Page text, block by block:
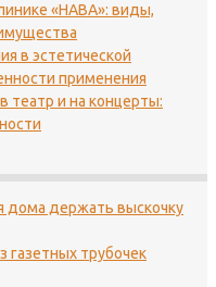
«НАВА»: виды,
в эстетической
применения
театр и на концерты:
дома держать выскочку
газетных трубочек